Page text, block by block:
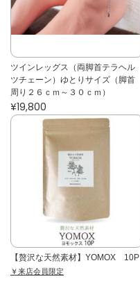
ツインレッグス（両脚首テラヘル
ツチェーン）ゆとりサイズ（脚首
周り２６ｃｍ～３０ｃｍ）
¥19,800
【贅沢な天然素材】YOMOX 10P
￥来店会員限定